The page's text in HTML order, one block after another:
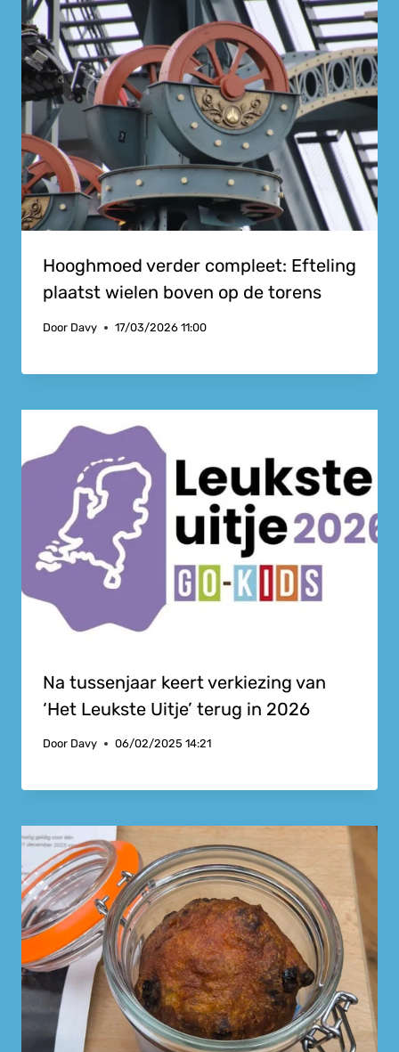
Hooghmoed verder compleet: Efteling
plaatst wielen boven op de torens
Door Davy 17/03/2026 11:00
Na tussenjaar keert verkiezing van
‘Het Leukste Uitje’ terug in 2026
Door Davy 06/02/2025 14:21